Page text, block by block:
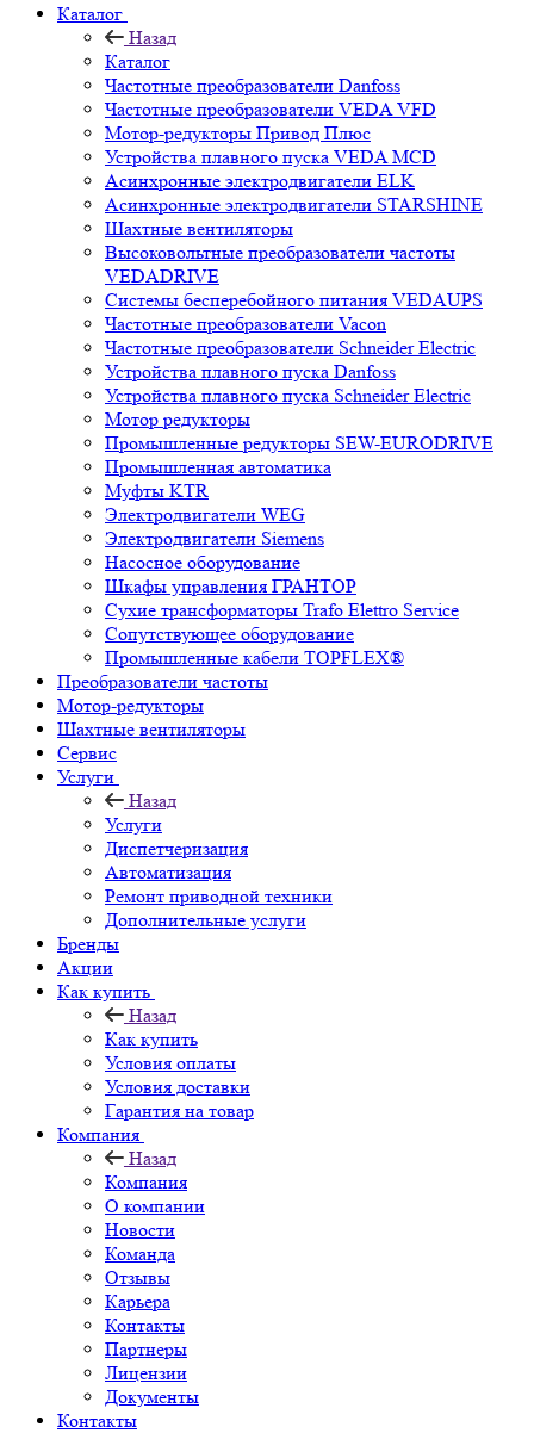
Каталог
Назад
Каталог
Частотные преобразователи Danfoss
Частотные преобразователи VEDA VFD
Мотор-редукторы Привод Плюс
Устройства плавного пуска VEDA MCD
Асинхронные электродвигатели ELK
Асинхронные электродвигатели STARSHINE
Шахтные вентиляторы
Высоковольтные преобразователи частоты
VEDADRIVE
Системы бесперебойного питания VEDAUPS
Частотные преобразователи Vacon
Частотные преобразователи Schneider Electric
Устройства плавного пуска Danfoss
Устройства плавного пуска Schneider Electric
Мотор редукторы
Промышленные редукторы SEW-EURODRIVE
Промышленная автоматика
Муфты KTR
Электродвигатели WEG
Электродвигатели Siemens
Насосное оборудование
Шкафы управления ГРАНТОР
Сухие трансформаторы Trafo Elettro Service
Сопутствующее оборудование
Промышленные кабели TOPFLEX®
Преобразователи частоты
Мотор-редукторы
Шахтные вентиляторы
Сервис
Услуги
Назад
Услуги
Диспетчеризация
Автоматизация
Ремонт приводной техники
Дополнительные услуги
Бренды
Акции
Как купить
Назад
Как купить
Условия оплаты
Условия доставки
Гарантия на товар
Компания
Назад
Компания
О компании
Новости
Команда
Отзывы
Карьера
Контакты
Партнеры
Лицензии
Документы
Контакты